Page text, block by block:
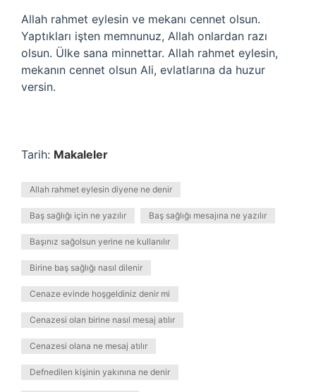
Allah rahmet eylesin ve mekanı cennet olsun.
Yaptıkları işten memnunuz, Allah onlardan razı
olsun. Ülke sana minnettar. Allah rahmet eylesin,
mekanın cennet olsun Ali, evlatlarına da huzur
versin.
Tarih: Makaleler
Allah rahmet eylesin diyene ne denir
Baş sağlığı için ne yazılır Baş sağlığı mesajına ne yazılır
Başınız sağolsun yerine ne kullanılır
Birine baş sağlığı nasıl dilenir
Cenaze evinde hoşgeldiniz denir mi
Cenazesi olan birine nasıl mesaj atılır
Cenazesi olana ne mesaj atılır
Defnedilen kişinin yakınına ne denir